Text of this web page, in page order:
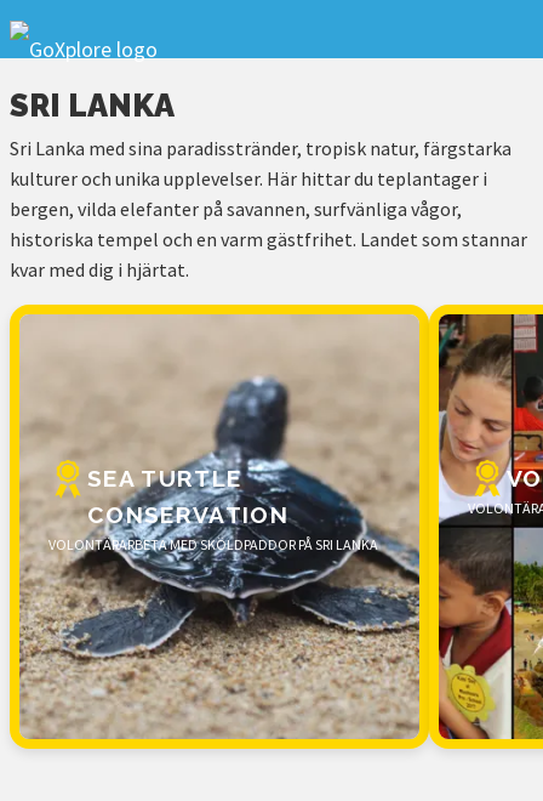
SRI LANKA
Sri Lanka med sina paradisstränder, tropisk natur, färgstarka
kulturer och unika upplevelser. Här hittar du teplantager i
bergen, vilda elefanter på savannen, surfvänliga vågor,
historiska tempel och en varm gästfrihet. Landet som stannar
kvar med dig i hjärtat.
SEA TURTLE
CONSERVATION
VOLONTÄRARBETA MED SKÖLDPADDOR PÅ SRI LANKA